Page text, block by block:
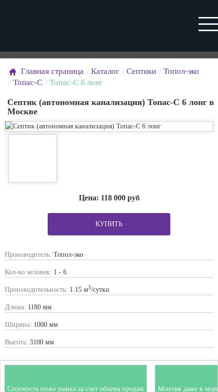
Главная страница Каталог Септики
Топол-эко
Топас-С
Топас-С 6 лонг
Септик (автономная канализация) Топас-С 6 лонг в
Москве
Цена: 118 000руб
КУПИТЬ
Производитель: Топол-эко
Кол-во человек: 1 - 6
Производительность: 1.15 м3/сутки
Длина: 1180 мм
Ширина: 1000 мм
Высота: 3100 мм
Стоимость ниже рынка за счет объема продаж Монтаж даже в